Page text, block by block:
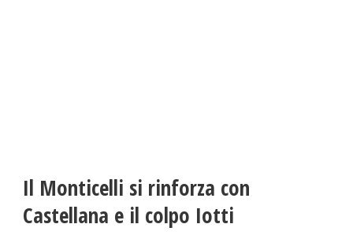
Il Monticelli si rinforza con
Castellana e il colpo Iotti